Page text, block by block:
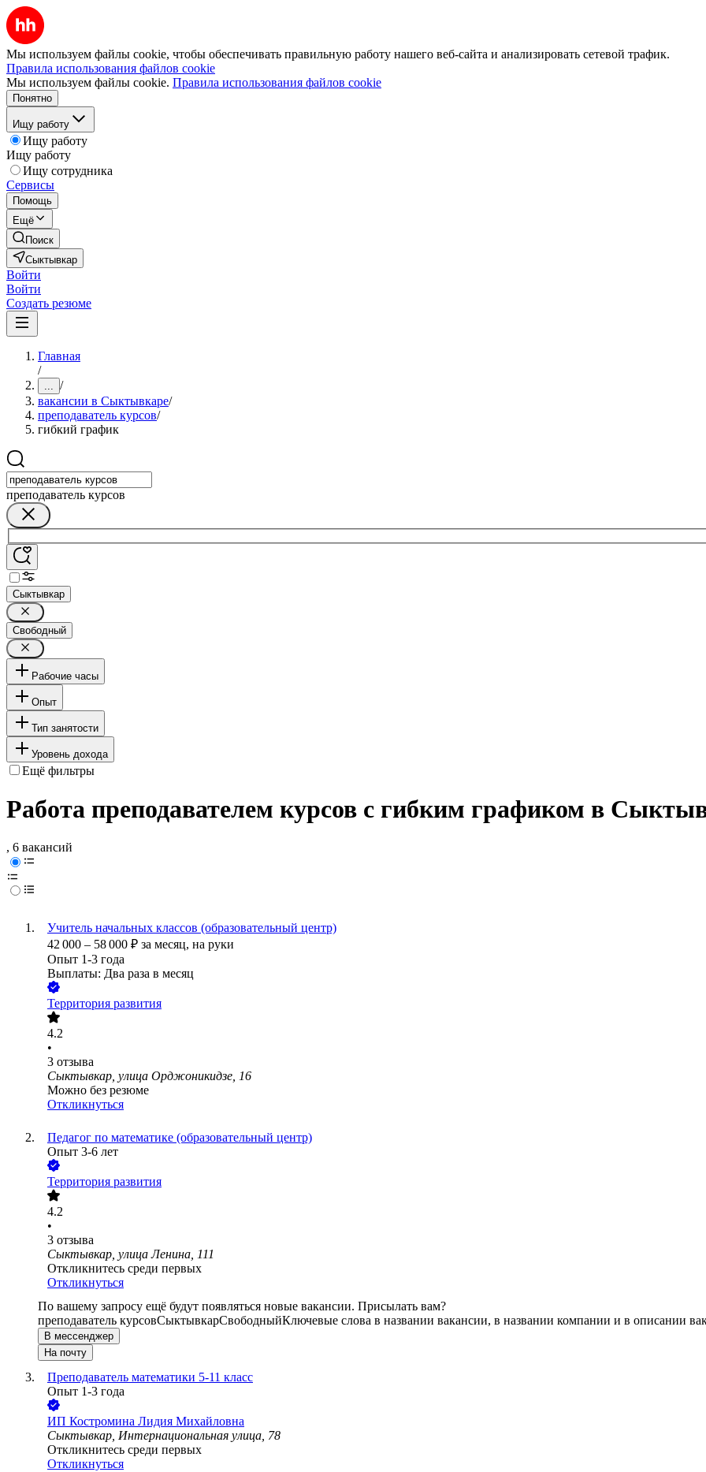
Мы используем файлы cookie, чтобы обеспечивать правильную работу нашего веб-сайта и анализировать сетевой трафик.
Правила использования файлов cookie
Мы используем файлы cookie. Правила использования файлов cookie
Понятно
Ищу работу
Ищу работу
Ищу работу
Ищу сотрудника
Сервисы
Помощь
Ещё
Поиск
Сыктывкар
Войти
Войти
Создать резюме
Главная
/
... /
вакансии в Сыктывкаре/
преподаватель курсов/
гибкий график
преподаватель курсов
Сыктывкар
Свободный
Рабочие часы
Опыт
Тип занятости
Уровень дохода
Ещё фильтры
Работа преподавателем курсов с гибким графиком в
, 6 вакансий
Учитель начальных классов (образовательный центр)
42 000 – 58 000 ₽ за месяц, на руки
Опыт 1-3 года
Выплаты: Два раза в месяц
Территория развития
4.2
•
3 отзыва
Сыктывкар, улица Орджоникидзе, 16
Можно без резюме
Откликнуться
Педагог по математике (образовательный центр)
Опыт 3-6 лет
Территория развития
4.2
•
3 отзыва
Сыктывкар, улица Ленина, 111
Откликнитесь среди первых
Откликнуться
По вашему запросу ещё будут появляться новые вакансии. Присылать вам?
преподаватель курсовСыктывкарСвободныйКлючевые слова в названии вакансии, в названии компании и в описании
В мессенджер
На почту
Преподаватель математики 5-11 класс
Опыт 1-3 года
ИП Костромина Лидия Михайловна
Сыктывкар, Интернациональная улица, 78
Откликнитесь среди первых
Откликнуться